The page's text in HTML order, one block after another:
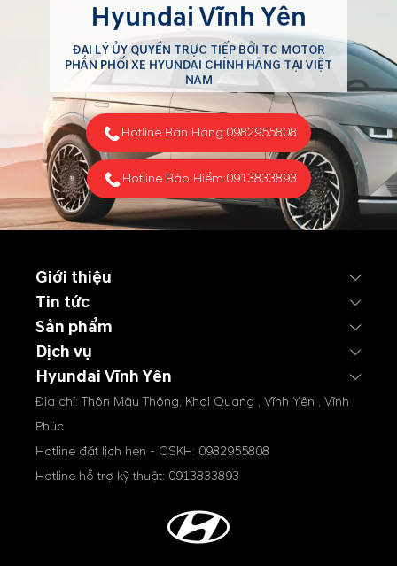
Hyundai Vĩnh Yên
ĐẠI LÝ ỦY QUYỀN TRỰC TIẾP BỞI TC MOTOR
PHÂN PHỐI XE HYUNDAI CHÍNH HÃNG TẠI VIỆT
NAM
Hotline Bán Hàng:0982955808
Hotline Bảo Hiểm:0913833893
Giới thiệu
Tin tức
Sản phẩm
Dịch vụ
Hyundai Vĩnh Yên
Địa chỉ: Thôn Mậu Thông, Khai Quang , Vĩnh Yên , Vĩnh
Phúc
Hotline đặt lịch hẹn - CSKH: 0982955808
Hotline hỗ trợ kỹ thuật: 0913833893